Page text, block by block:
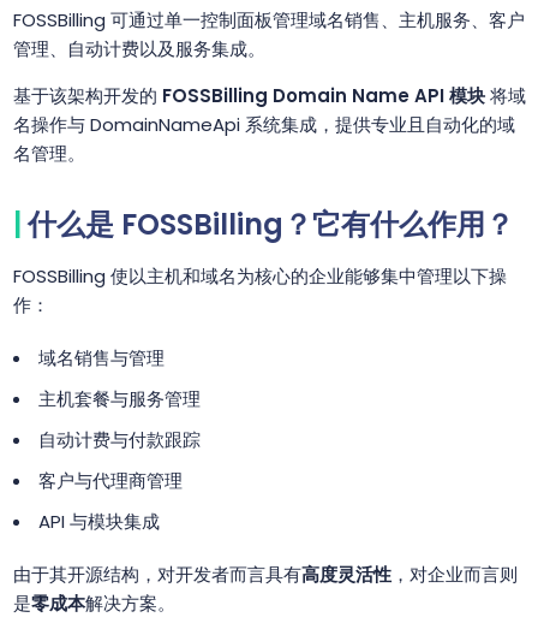
FOSSBilling 可通过单一控制面板管理域名销售、主机服务、客户
管理、自动计费以及服务集成。
基于该架构开发的 FOSSBilling Domain Name API 模块将域
名操作与 DomainNameApi 系统集成，提供专业且自动化的域
名管理。
什么是 FOSSBilling？它有什么作用？
FOSSBilling 使以主机和域名为核心的企业能够集中管理以下操
作：
域名销售与管理
主机套餐与服务管理
自动计费与付款跟踪
客户与代理商管理
API 与模块集成
由于其开源结构，对开发者而言具有高度灵活性，对企业而言则
是零成本解决方案。